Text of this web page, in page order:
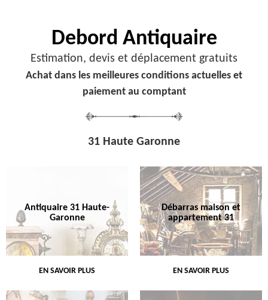
Debord Antiquaire
Estimation, devis et déplacement gratuits
Achat dans les meilleures conditions actuelles et
paiement au comptant
31 Haute Garonne
Antiquaire 31 Haute-
Garonne
EN SAVOIR PLUS
Débarras maison et
appartement 31
EN SAVOIR PLUS